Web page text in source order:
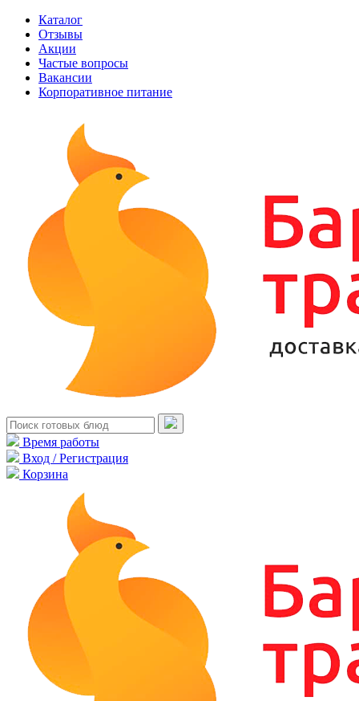
Каталог
Отзывы
Акции
Частые вопросы
Вакансии
Корпоративное питание
Время работы
Вход / Регистрация
Корзина